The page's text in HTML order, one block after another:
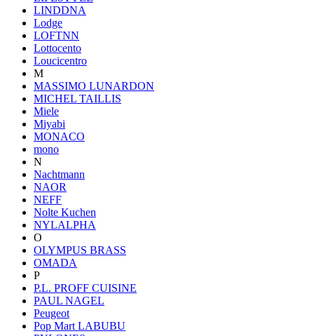
LINDDNA
Lodge
LOFTNN
Lottocento
Loucicentro
M
MASSIMO LUNARDON
MICHEL TAILLIS
Miele
Miyabi
MONACO
mono
N
Nachtmann
NAOR
NEFF
Nolte Kuchen
NYLALPHA
O
OLYMPUS BRASS
OMADA
P
P.L. PROFF CUISINE
PAUL NAGEL
Peugeot
Pop Mart LABUBU